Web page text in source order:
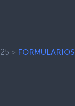
> FORMULARIOS